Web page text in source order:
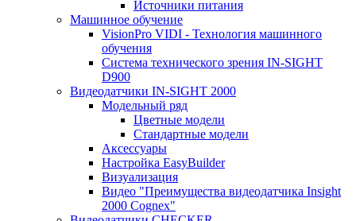
Источники питания
Машинное обучение
VisionPro VIDI - Технология машинного
обучения
Cистема технического зрения IN-SIGHT
D900
Видеодатчики IN-SIGHT 2000
Модельный ряд
Цветные модели
Стандартные модели
Аксессуары
Настройка EasyBuilder
Визуализация
Видео "Преимущества видеодатчика Insight
2000 Cognex"